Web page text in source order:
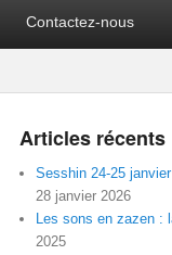
Contactez-nous
Articles récents
Sesshin 24-25
28 janvier 2026
Les sons en zazen :
2025